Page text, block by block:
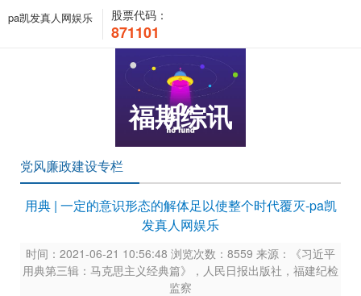
pa凯发真人网娱乐 股票代码：
871101
福期综讯
党风廉政建设专栏
用典 | 一定的意识形态的解体足以使整个时代覆灭-pa凯
发真人网娱乐
时间：2021-06-21 10:56:48 浏览次数：8559 来源：《习近平
用典第三辑：马克思主义经典篇》，人民日报出版社，福建纪检
监察